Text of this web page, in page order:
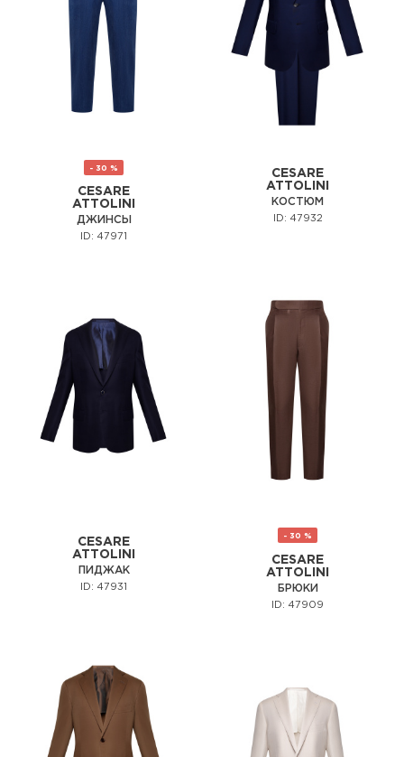
- 30 %
CESARE
ATTOLINI
ДЖИНСЫ
ID: 47971
CESARE
ATTOLINI
КОСТЮМ
ID: 47932
CESARE
ATTOLINI
ПИДЖАК
ID: 47931
- 30 %
CESARE
ATTOLINI
БРЮКИ
ID: 47909